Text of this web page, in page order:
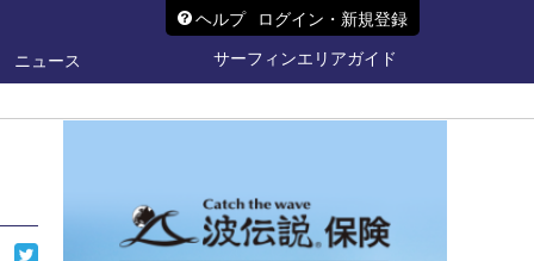
ヘルプ ログイン・新規登録
ニュース
サーフィンエリアガイド